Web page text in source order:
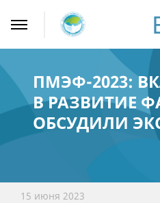
ПМЭФ-2023:
В РАЗВИТИЕ
ОБСУДИЛИ
15 июня 2023